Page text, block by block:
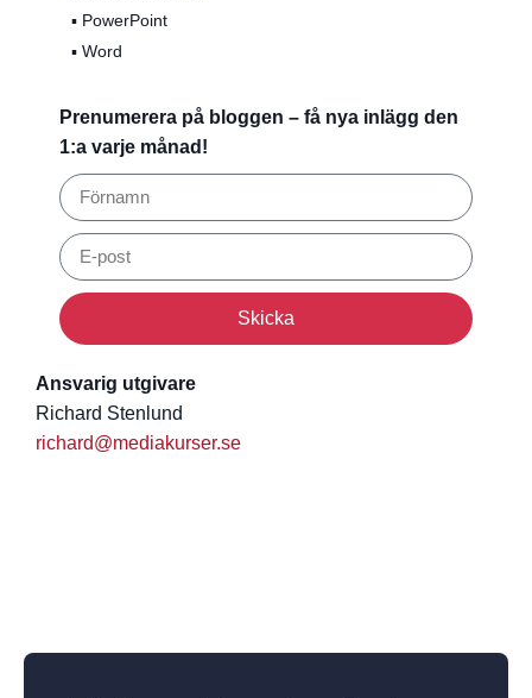
▪️ PowerPoint
▪️ Word
Prenumerera på bloggen – få nya inlägg den
1:a varje månad!
Skicka
Ansvarig utgivare
Richard Stenlund
richard@mediakurser.se